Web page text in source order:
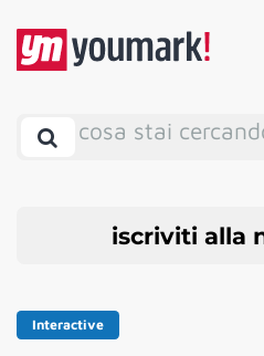
cosa stai
iscriviti alla
Interactive